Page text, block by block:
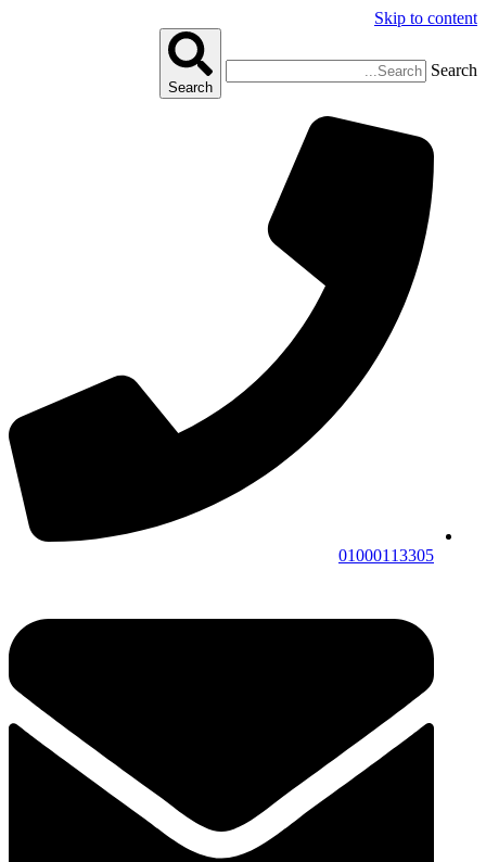
Skip to content
Search
Search
01000113305